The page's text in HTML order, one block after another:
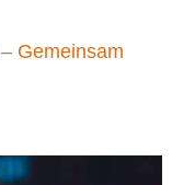
Gemeinsam